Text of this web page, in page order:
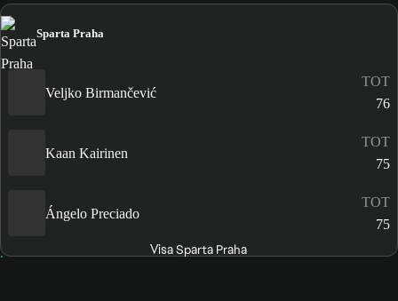
Sparta Praha
Veljko Birmančević
TOT
76
Kaan Kairinen
TOT
75
Ángelo Preciado
TOT
75
Visa Sparta Praha